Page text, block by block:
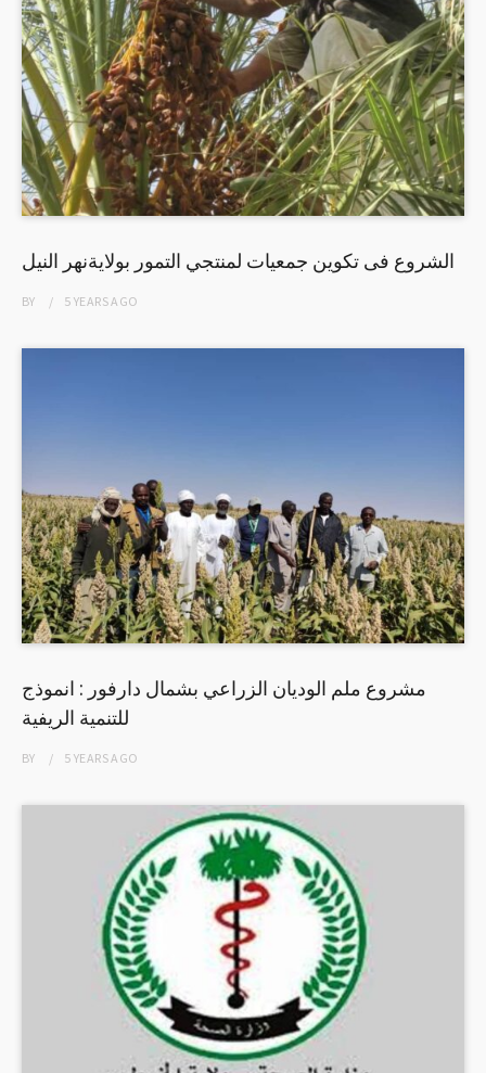
الشروع فى تكوين جمعيات لمنتجي التمور بولايةنهر النيل
BY 5 YEARSAGO
مشروع ملم الوديان الزراعي بشمال دارفور : انموذج
للتنمية الريفية
BY 5 YEARSAGO